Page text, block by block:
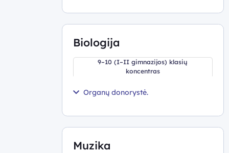
Biologija
9–10 (I–II gimnazijos) klasių
koncentras
Organų donorystė.
Muzika